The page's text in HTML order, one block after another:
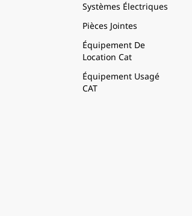
Systèmes Électriques
Pièces Jointes
Équipement De
Location Cat
Équipement Usagé
CAT